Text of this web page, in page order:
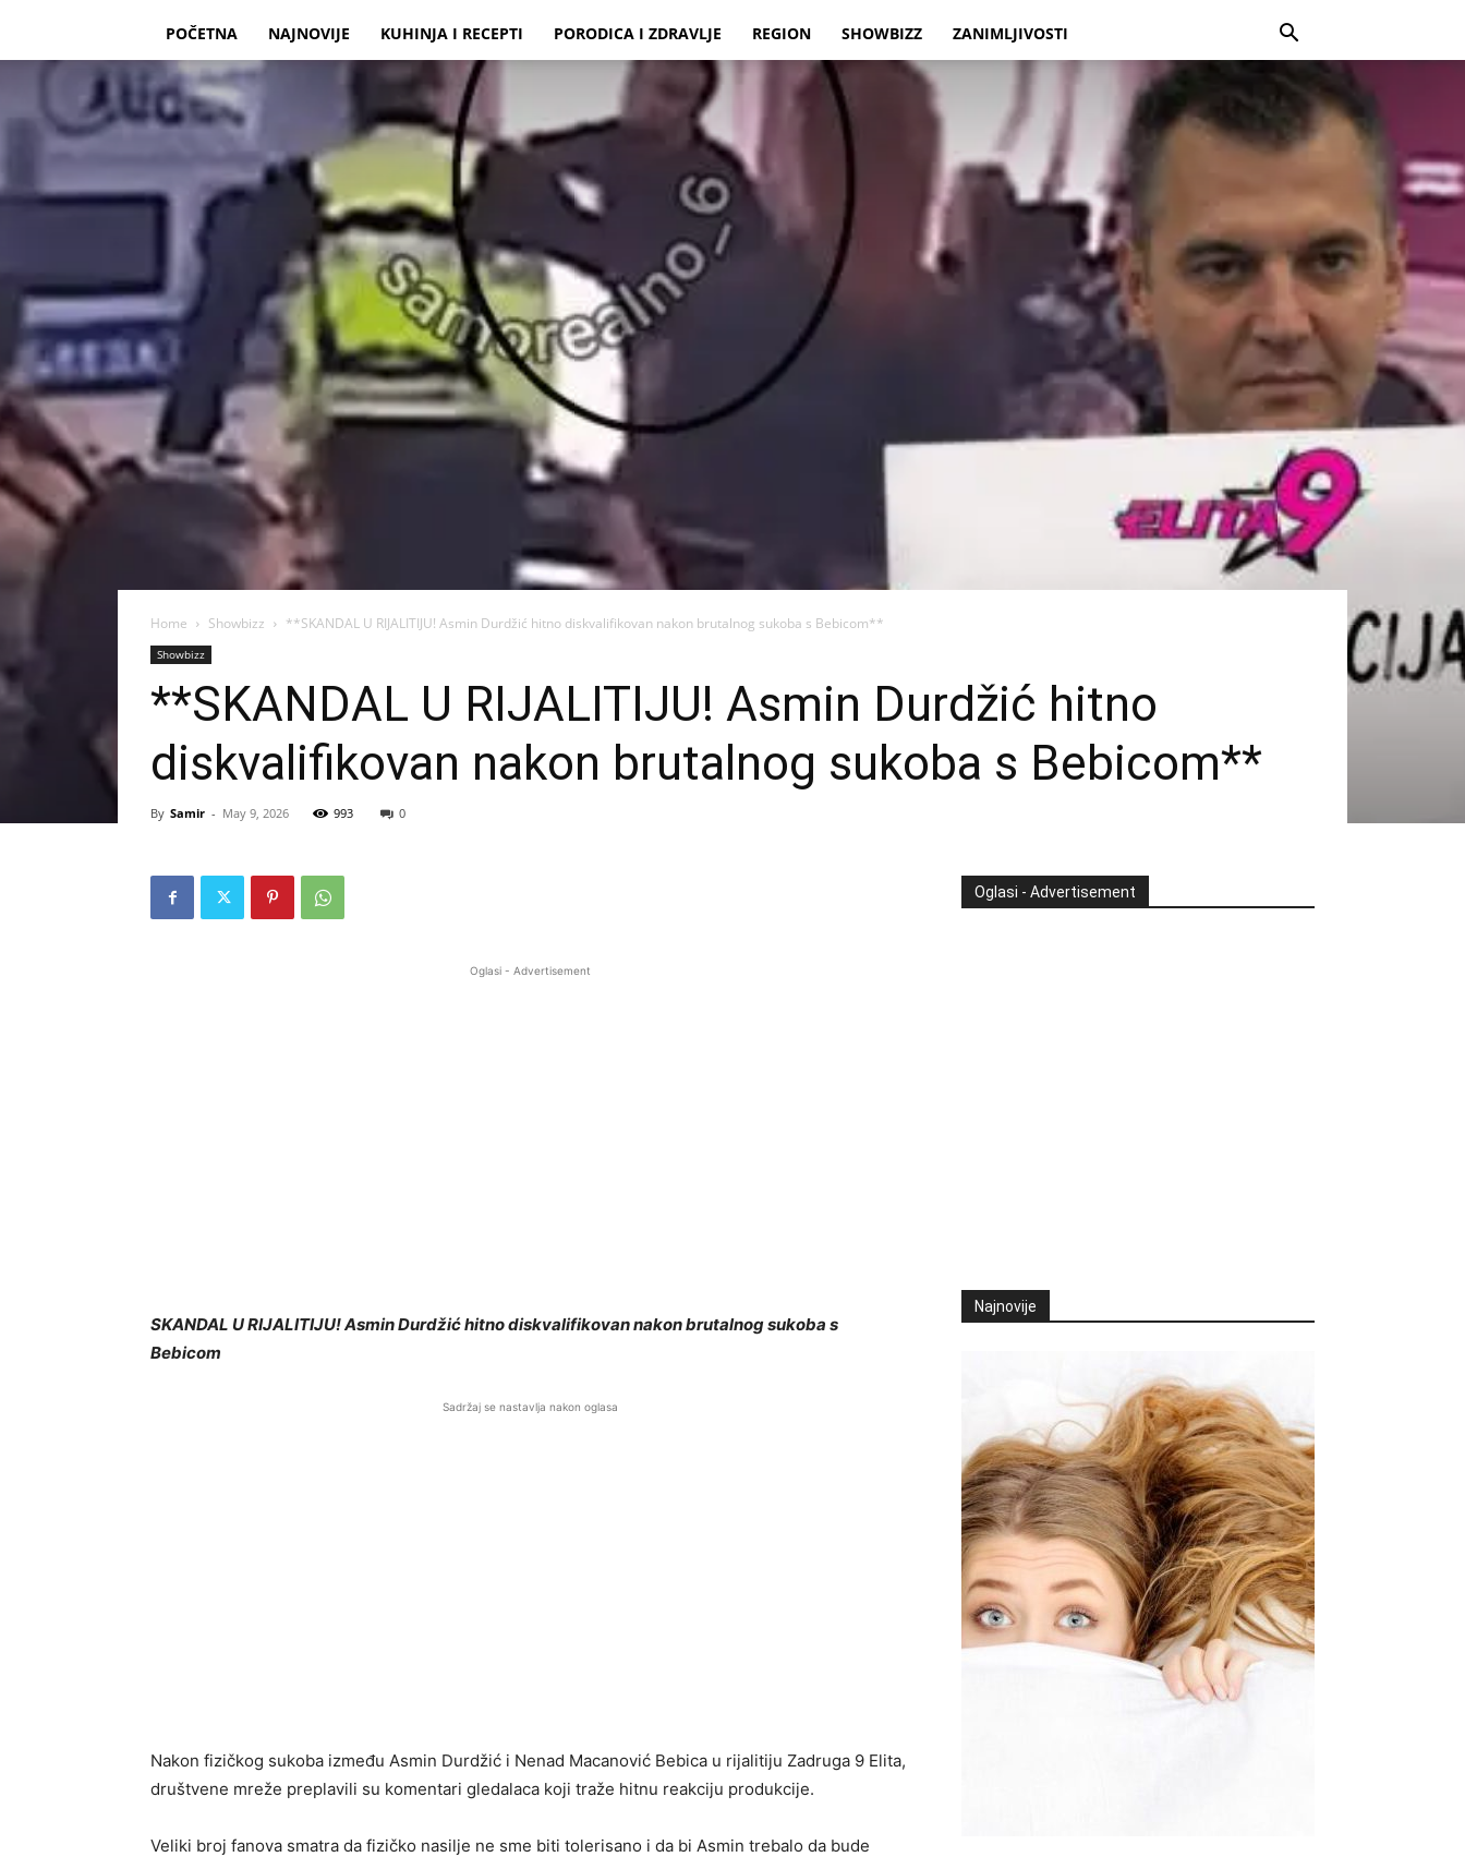
POČETNA NAJNOVIJE KUHINJA I RECEPTI PORODICA I ZDRAVLJE REGION SHOWBIZZ ZANIMLJIVOSTI
Home Showbizz **SKANDAL U RIJALITIJU! Asmin Durdžić hitno diskvalifikovan nakon brutalnog sukoba s Bebicom**
Showbizz
**SKANDAL U RIJALITIJU! Asmin Durdžić hitno
diskvalifikovan nakon brutalnog sukoba s Bebicom**
By Samir - May 9, 2026 993 0
Oglasi - Advertisement
SKANDAL U RIJALITIJU! Asmin Durdžić hitno diskvalifikovan nakon brutalnog sukoba s
Bebicom
Sadržaj se nastavlja nakon oglasa
Nakon fizičkog sukoba između Asmin Durdžić i Nenad Macanović Bebica u rijalitiju Zadruga 9 Elita,
društvene mreže preplavili su komentari gledalaca koji traže hitnu reakciju produkcije.
Veliki broj fanova smatra da fizičko nasilje ne sme biti tolerisano i da bi Asmin trebalo da bude
Oglasi - Advertisement
Najnovije